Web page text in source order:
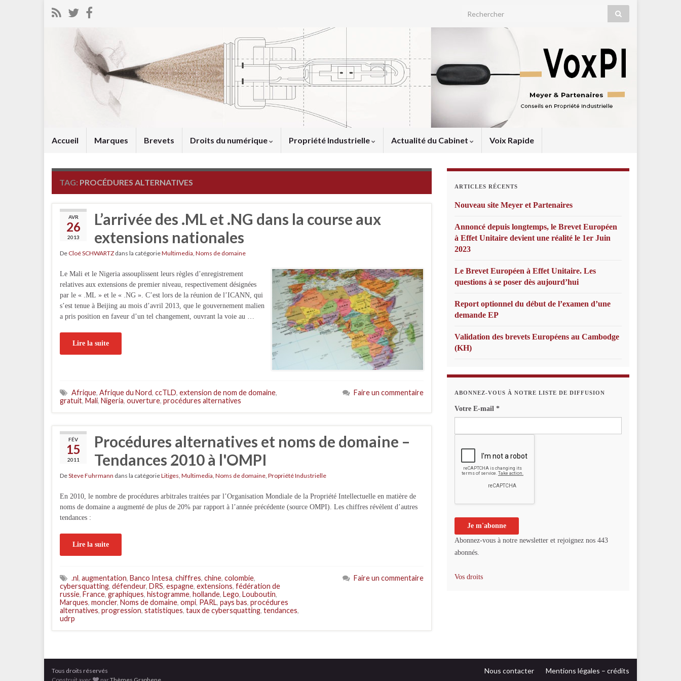
Search for:
Accueil Marques Brevets Droits du numérique Propriété Industrielle Actualité du Cabinet Voix Rapide
TAG: PROCÉDURES ALTERNATIVES
AVR
26
2013
L’arrivée des .ML et .NG dans la course aux
extensions nationales
De Cloé SCHWARTZ dans la catégorieMultimedia, Noms de domaine
Le Mali et le Nigeria assouplissent leurs règles d’enregistrement
relatives aux extensions de premier niveau, respectivement désignées
par le « .ML » et le « .NG ». C’est lors de la réunion de l’ICANN, qui
s’est tenue à Beijing au mois d’avril 2013, que le gouvernement malien
a pris position en faveur d’un tel changement, ouvrant la voie au …
Lire la suite
Afrique, Afrique du Nord, ccTLD, extension de nom de domaine,
gratuit, Mali, Nigeria, ouverture, procédures alternatives
Faire un commentaire
FÉV
15
2011
Procédures alternatives et noms de domaine –
Tendances 2010 à l'OMPI
DeSteve Fuhrmann dans la catégorieLitiges Multimedia Noms de domaine Propriété Industrielle
En 2010, le nombre de procédures arbitrales traitées par l’Organisation Mondiale de la Propriété Intellectuelle en matière de
noms de domaine a augmenté de plus de 20% par rapport à l’année précédente (source OMPI). Les chiffres révèlent d’autres
tendances :
Lire la suite
.nl, augmentation, Banco Intesa, chiffres, chine, colombie,
cybersquatting, défendeur, DRS, espagne, extensions, fédération de
russie, France, graphiques, histogramme, hollande, Lego, Louboutin,
Marques, moncler, Noms de domaine, ompi, PARL, pays bas, procédures
alternatives, progression, statistiques, taux de cybersquatting, tendances,
udrp
Faire un commentaire
ARTICLES RÉCENTS
Nouveau site Meyer et Partenaires
Annoncé depuis longtemps, le Brevet Européen
à Effet Unitaire devient une réalité le 1er Juin
2023
Le Brevet Européen à Effet Unitaire. Les
questions à se poser dès aujourd’hui
Report optionnel du début de l’examen d’une
demande EP
Validation des brevets Européens au Cambodge
(KH)
ABONNEZ-VOUS À NOTRE LISTE DE DIFFUSION
Votre E-mail *
Abonnez-vous à notre newsletter et rejoignez nos 443
abonnés.
Vos droits
Nous contacter Mentions légales – crédits
Tous droits réservés